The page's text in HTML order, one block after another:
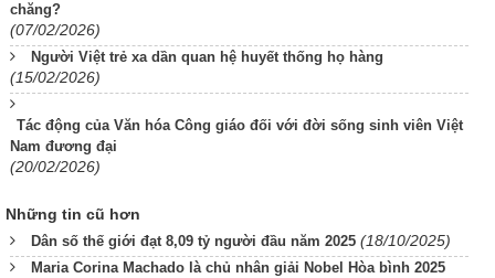
chăng?
(07/02/2026)
Người Việt trẻ xa dần quan hệ huyết thống họ hàng
(15/02/2026)
Tác động của Văn hóa Công giáo đối với đời sống sinh viên Việt
Nam đương đại
(20/02/2026)
Những tin cũ hơn
Dân số thế giới đạt 8,09 tỷ người đầu năm 2025 (18/10/2025)
Maria Corina Machado là chủ nhân giải Nobel Hòa bình 2025